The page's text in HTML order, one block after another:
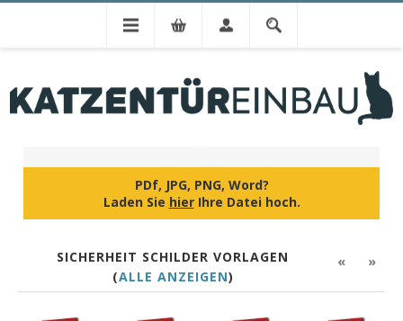
PDf, JPG, PNG, Word?
Laden Sie hierIhre Datei hoch.
« »
SICHERHEIT SCHILDER VORLAGEN
(ALLE ANZEIGEN)